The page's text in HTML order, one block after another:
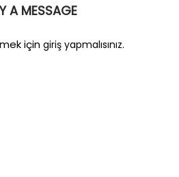
A MESSAGE
içingiriş yapmalısınız.